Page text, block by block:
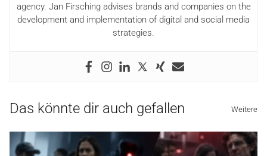
agency. Jan Firsching advises brands and companies on the
development and implementation of digital and social media
strategies.
Das könnte dir auch gefallen Weitere